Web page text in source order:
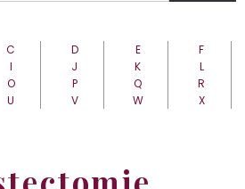
C D E
F
I J K
L
O P Q
R
U V W
X